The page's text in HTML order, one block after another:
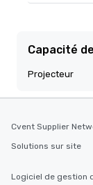
Capacité
Projecteur
Cvent Supplier
Solutions sur site
Logiciel de gestion